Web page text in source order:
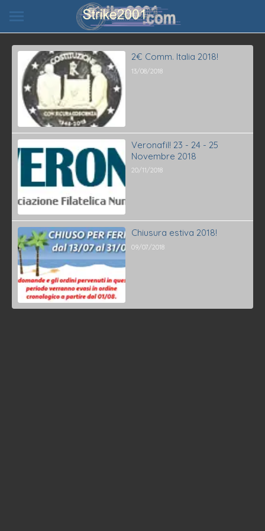
2€ Comm. Italia 2018!
13/08/2018
Veronafil! 23 - 24 - 25
Novembre 2018
20/11/2018
Chiusura estiva 2018!
09/07/2018